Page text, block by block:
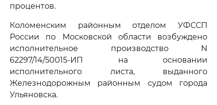
процентов.
Коломенским районным отделом УФССП
России по Московской области возбуждено
исполнительное производство N
62297/14/50015-ИП на основании
исполнительного листа, выданного
Железнодорожным районным судом города
Ульяновска.